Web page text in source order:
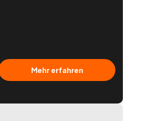
Mehr erfahren